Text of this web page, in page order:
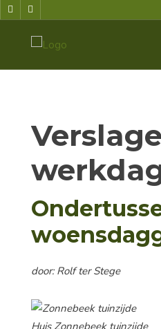
door: Rolf ter Stege
Huis Zonnebeek tuinzijde